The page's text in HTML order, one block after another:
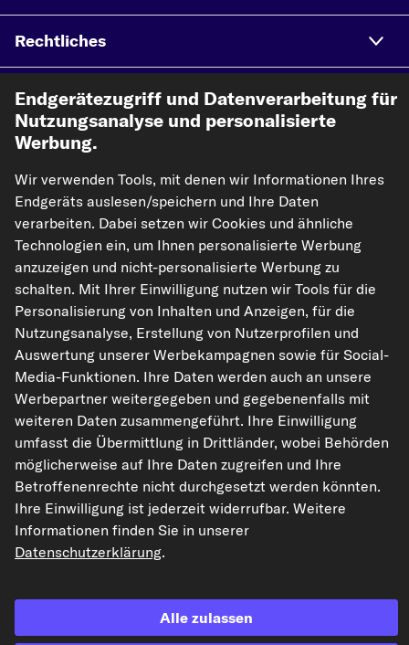
Rechtliches
Akzeptierte Zahlungsarten
Unsere Versandpartner
kfzteile24.de carpardoo.nl
carpardoo.fr
carpardoo.dk
Die hier dargestellten Daten, insbesondere die gesamte Datenbank, dürfen
nicht vervielfältigt werden. Die Vervielfältigung und Verbreitung der Daten und
der Datenbank ohne vorherige Einwilligung von TecAlliance und/oder die
Einbeziehung Dritter in solche Aktivitäten ist streng verboten. Jegliche
unautorisierte Nutzung von Inhalten stellt eine Verletzung des Urheberrechts
Vertrag widerrufen
Endgerätezugriff und Datenverarbeitung für
Nutzungsanalyse und personalisierte
Werbung.
Wir verwenden Tools, mit denen wir Informationen Ihres
Endgeräts auslesen/speichern und Ihre Daten
verarbeiten. Dabei setzen wir Cookies und ähnliche
Technologien ein, um Ihnen personalisierte Werbung
anzuzeigen und nicht-personalisierte Werbung zu
schalten. Mit Ihrer Einwilligung nutzen wir Tools für die
Personalisierung von Inhalten und Anzeigen, für die
Nutzungsanalyse, Erstellung von Nutzerprofilen und
Auswertung unserer Werbekampagnen sowie für Social-
Media-Funktionen. Ihre Daten werden auch an unsere
Werbepartner weitergegeben und gegebenenfalls mit
weiteren Daten zusammengeführt. Ihre Einwilligung
umfasst die Übermittlung in Drittländer, wobei Behörden
möglicherweise auf Ihre Daten zugreifen und Ihre
Betroffenenrechte nicht durchgesetzt werden könnten.
Ihre Einwilligung ist jederzeit widerrufbar. Weitere
Informationen finden Sie in unserer
Datenschutzerklärung.
Alle zulassen